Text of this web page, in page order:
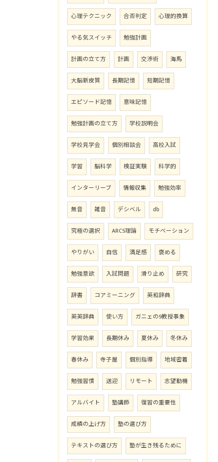
心理テクニック 合否判定 心理的換算
やる気スイッチ 勉強計画
計画の立て方 計画 交渉術 海馬
大脳新皮質 長期記憶 短期記憶
エピソード記憶 意味記憶
勉強計画の立て方 学校説明会
学校見学会 個別相談会 高校入試
学習 脳科学 検証実験 科学的
インターリーブ 情報収集 勉強効率
無音 雑音 デシベル db
究極の選択 ARCS理論 モチベーション
やりがい 自信 満足感 褒める
勉強意欲 入試問題 滑り止め 研究
辞書 コアミーニング 英和辞典
英英辞典 使い方 ガニェの9教授事象
学習効果 長期休み 夏休み 冬休み
春休み 寺子屋 個別指導 地域密着
勉強習慣 送迎 リモート 志望動機
アルバイト 塾講師 復習の重要性
成績の上げ方 塾の選び方
テキストの選び方 塾が生き残るために